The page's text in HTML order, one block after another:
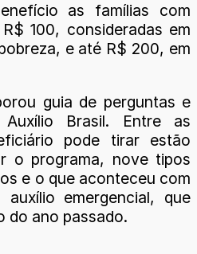
as famílias com
100, consideradas em
e até R$ 200, em
guia de perguntas e
Brasil. Entre as
pode tirar estão
o programa, nove tipos
e o que aconteceu com
emergencial, que
do ano passado.